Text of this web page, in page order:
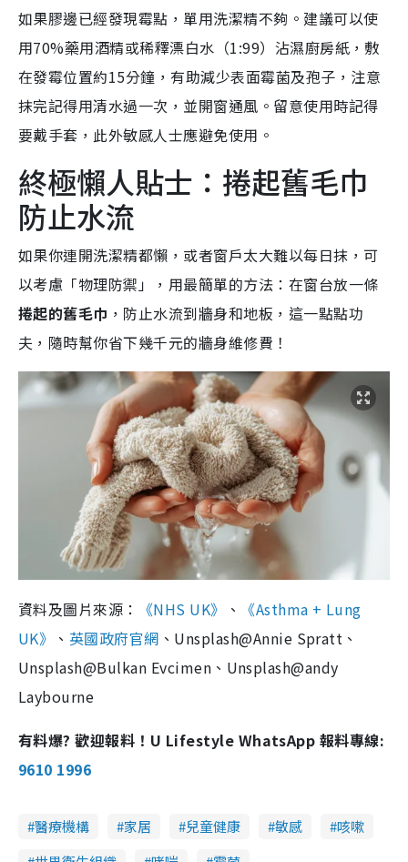
如果膠邊已經發現霉點，單用洗潔精不夠。建議可以使
用70%藥用酒精或稀釋漂白水（1:99）沾濕廚房紙，敷
在發霉位置約15分鐘，有助減少表面霉菌及孢子，注意
抹完記得用清水過一次，並開窗通風。留意使用時記得
要戴手套，此外敏感人士應避免使用。
終極懶人貼士：捲起舊毛巾
防止水流
如果你連開洗潔精都懶，或者窗戶太大難以每日抹，可
以考慮「物理防禦」，用最簡單的方法：在窗台放一條
捲起的舊毛巾 ，防止水流到牆身和地板，這一點點功
夫，隨時幫你省下幾千元的牆身維修費！
資料及圖片來源： 《NHS UK》 、 《Asthma + Lung
UK》 、 英國政府官網 、Unsplash@Annie Spratt、
Unsplash@Bulkan Evcimen、Unsplash@andy
Laybourne
有料爆? 歡迎報料！U Lifestyle WhatsApp 報料專線:
9610 1996
醫療機構 家居 兒童健康 敏感
咳嗽